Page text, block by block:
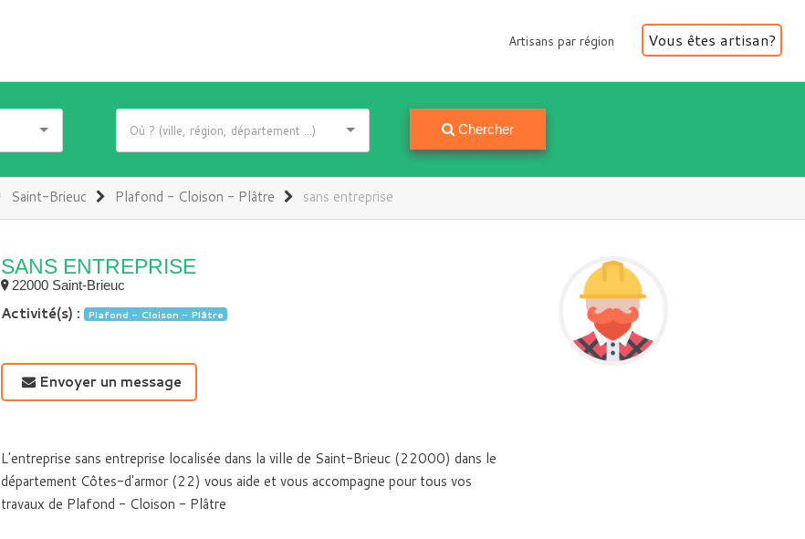
Artisans par région
Artisans par région Vous êtes artisan?
Chercher
Saint-Brieuc Plafond - Cloison - Plâtre sans entreprise
SANS ENTREPRISE
22000 Saint-Brieuc
Activité(s) : Plafond - Cloison - Plâtre
Envoyer un message
L'entreprise sans entreprise localisée dans la ville de Saint-Brieuc (22000) dans le
département Côtes-d'armor (22) vous aide et vous accompagne pour tous vos
travaux de Plafond - Cloison - Plâtre